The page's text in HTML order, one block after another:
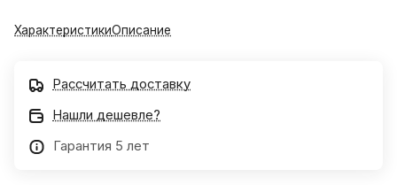
ХарактеристикиОписание
Рассчитать доставку
Нашли дешевле?
Гарантия 5 лет